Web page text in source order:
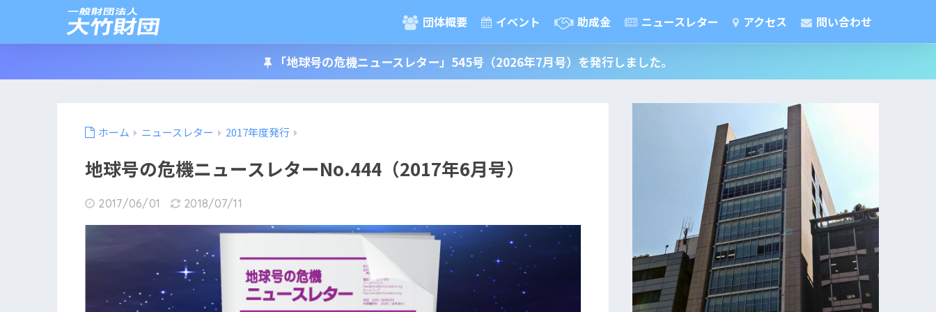
団体概要 イベント 助成金 ニュースレター アクセス 問い合わせ
「地球号の危機ニュースレター」545号（2026年7月号）を発行しました。
ホーム ニュースレター 2017年度発行
地球号の危機ニュースレターNo.444（2017年6月号）
2017/06/01 2018/07/11